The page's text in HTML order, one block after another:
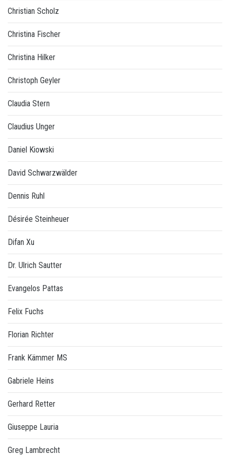
Christian Scholz
Christina Fischer
Christina Hilker
Christoph Geyler
Claudia Stern
Claudius Unger
Daniel Kiowski
David Schwarzwälder
Dennis Ruhl
Désirée Steinheuer
Difan Xu
Dr. Ulrich Sautter
Evangelos Pattas
Felix Fuchs
Florian Richter
Frank Kämmer MS
Gabriele Heins
Gerhard Retter
Giuseppe Lauria
Greg Lambrecht